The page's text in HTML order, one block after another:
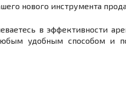
нового инструмента
в эффективности
удобным способом и